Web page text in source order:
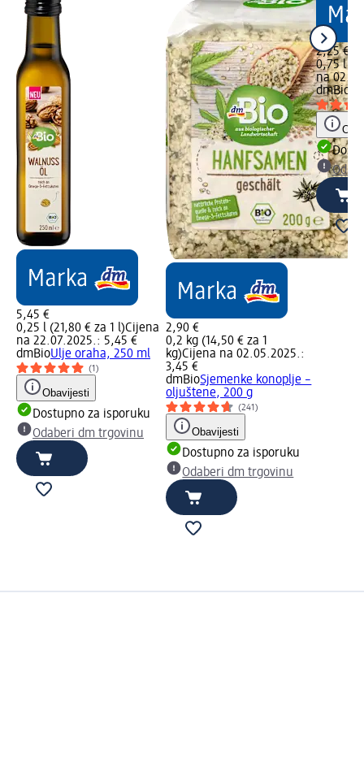
5,45 €
0,25 l (21,80 € za 1 l)Cijena
na 22.07.2025.: 5,45 €
dmBioUlje oraha, 250 ml
(1)
Obavijesti
Dostupno za isporuku
Odaberi dm trgovinu
2,90 €
0,2 kg (14,50 € za 1
kg)Cijena na 02.05.2025.:
3,45 €
dmBioSjemenke konoplje –
oljuštene, 200 g
(241)
Obavijesti
Dostupno za isporuku
Odaberi dm trgovinu
2,25 €
0,75 l
na
dmBio